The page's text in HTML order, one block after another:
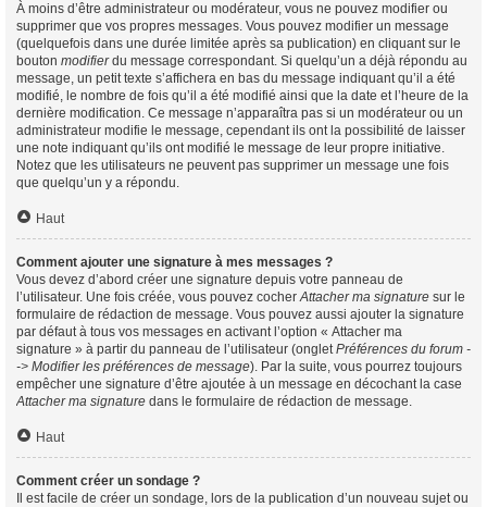
À moins d’être administrateur ou modérateur, vous ne pouvez modifier ou
supprimer que vos propres messages. Vous pouvez modifier un message
(quelquefois dans une durée limitée après sa publication) en cliquant sur le
bouton modifierdu message correspondant. Si quelqu’un a déjà répondu au
message, un petit texte s’affichera en bas du message indiquant qu’il a été
modifié, le nombre de fois qu’il a été modifié ainsi que la date et l’heure de la
dernière modification. Ce message n’apparaîtra pas si un modérateur ou un
administrateur modifie le message, cependant ils ont la possibilité de laisser
une note indiquant qu’ils ont modifié le message de leur propre initiative.
Notez que les utilisateurs ne peuvent pas supprimer un message une fois
que quelqu’un y a répondu.
Haut
Comment ajouter une signature à mes messages ?
Vous devez d’abord créer une signature depuis votre panneau de
l’utilisateur. Une fois créée, vous pouvez cocherAttacher ma signature sur le
formulaire de rédaction de message. Vous pouvez aussi ajouter la signature
par défaut à tous vos messages en activant l’option « Attacher ma
signature » à partir du panneau de l’utilisateur (ongletPréférences du forum -
-> Modifier les préférences de message). Par la suite, vous pourrez toujours
empêcher une signature d’être ajoutée à un message en décochant la case
Attacher ma signature dans le formulaire de rédaction de message.
Haut
Comment créer un sondage ?
Il est facile de créer un sondage, lors de la publication d’un nouveau sujet ou